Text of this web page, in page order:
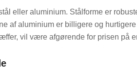
eller aluminium. Stålforme er
af aluminium er billigere og
vil være afgørende for prisen på